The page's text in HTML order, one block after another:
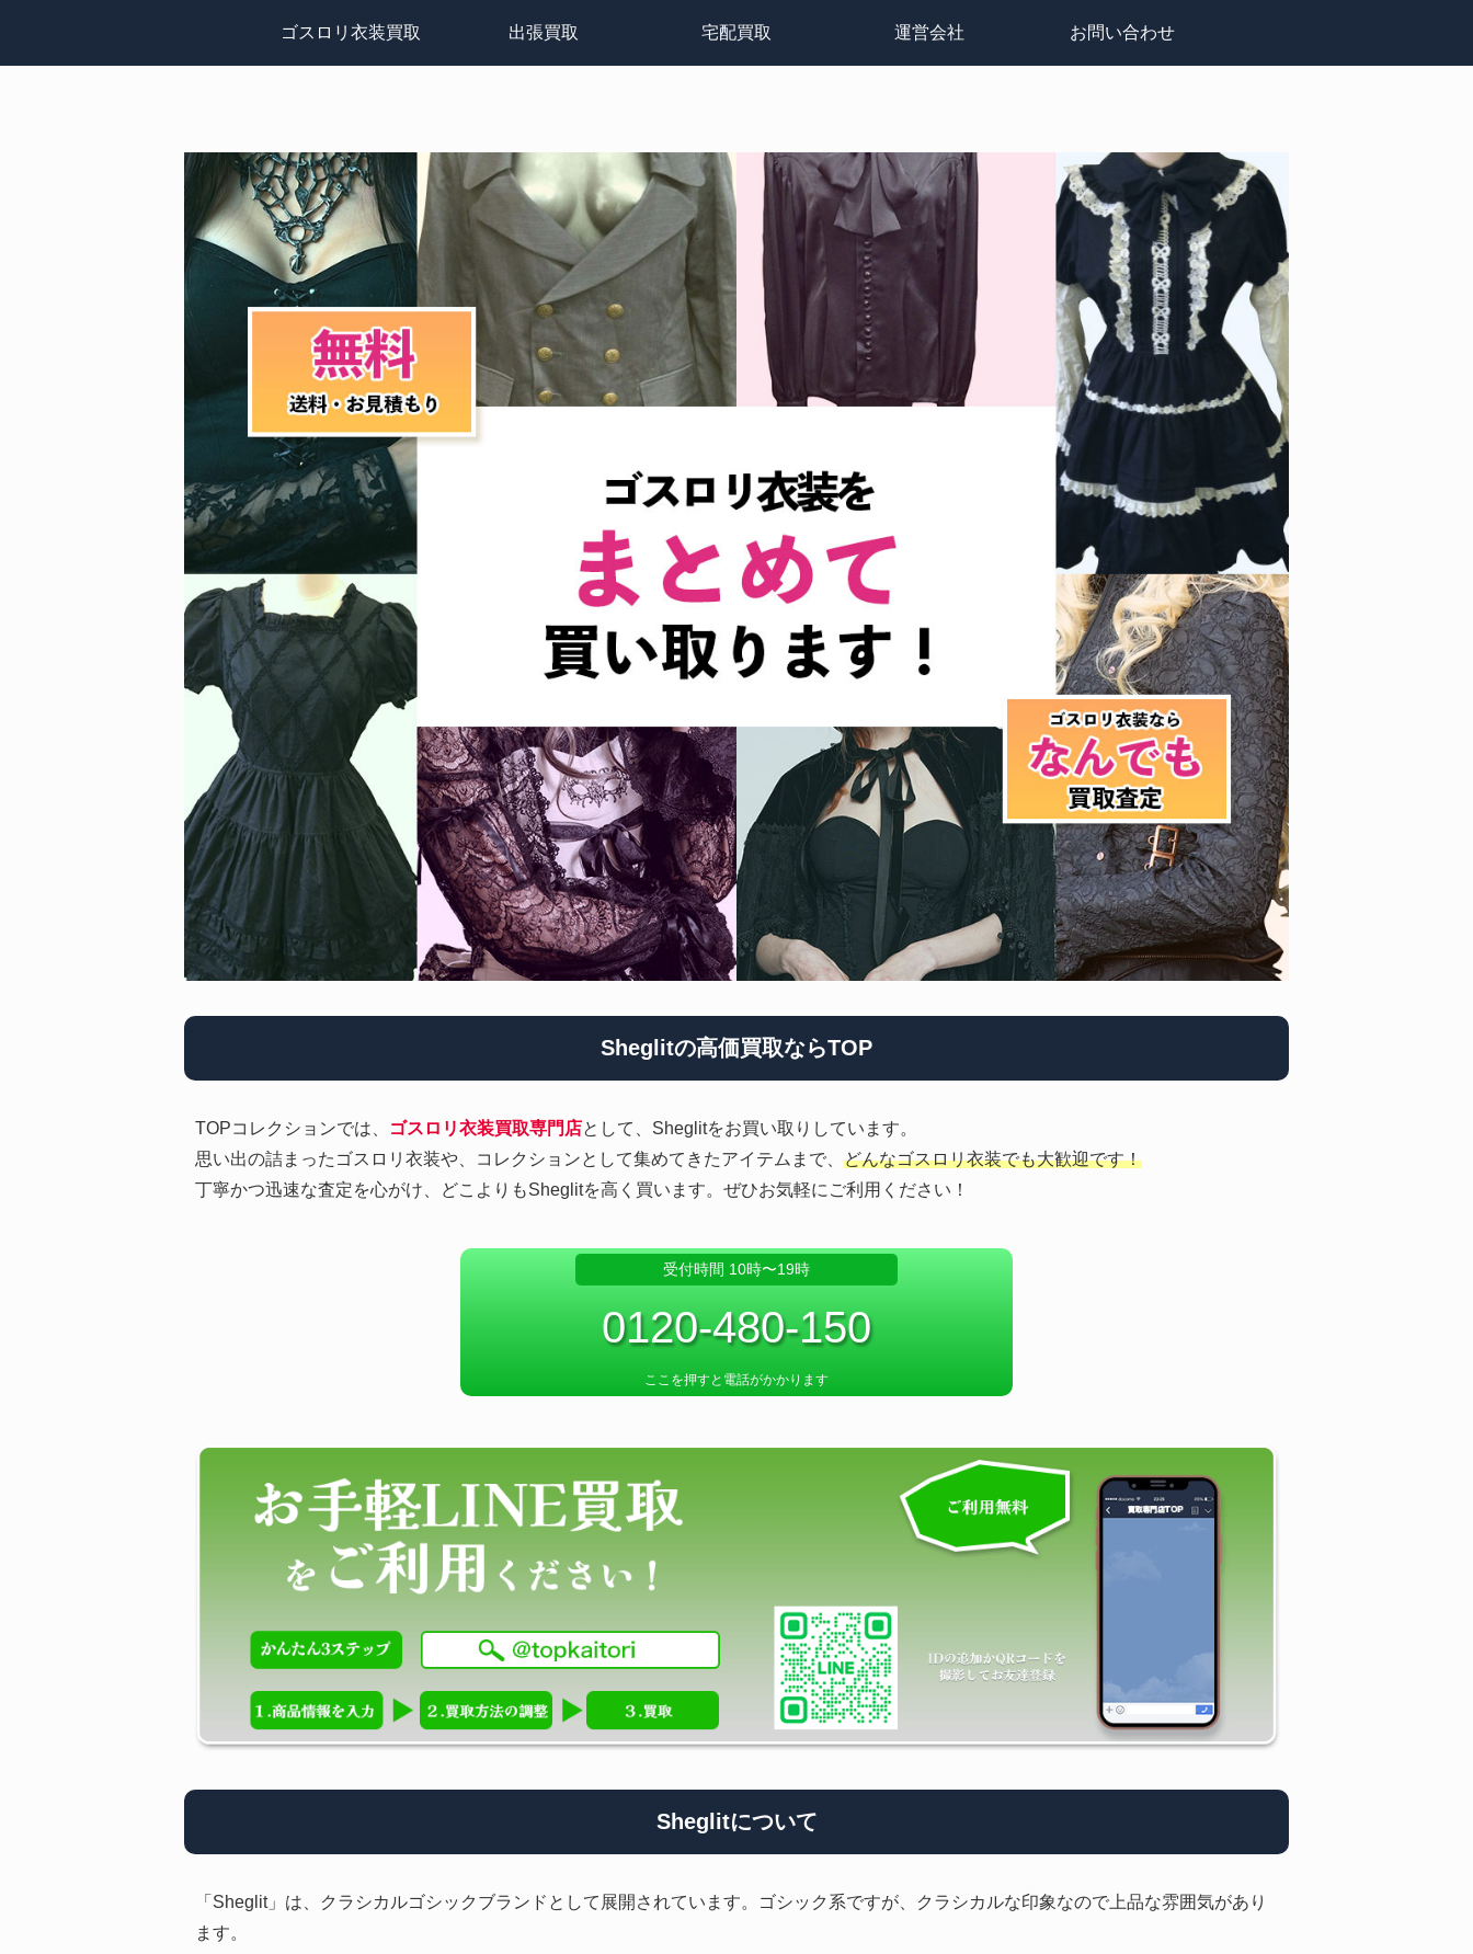
ゴスロリ衣装買取 出張買取 宅配買取 運営会社 お問い合わせ
Sheglitの高価買取ならTOP
TOPコレクションでは、 ゴスロリ衣装買取専門店として、Sheglitをお買い取りしています。
思い出の詰まったゴスロリ衣装や、コレクションとして集めてきたアイテムまで、どんなゴスロリ衣装でも大歓迎です！
丁寧かつ迅速な査定を心がけ、どこよりもSheglitを高く買います。ぜひお気軽にご利用ください！
受付時間 10時〜19時
0120-480-150
ここを押すと電話がかかります
Sheglitについて
「Sheglit」は、クラシカルゴシックブランドとして展開されています。ゴシック系ですが、クラシカルな印象なので上品な雰囲気があり
ます。